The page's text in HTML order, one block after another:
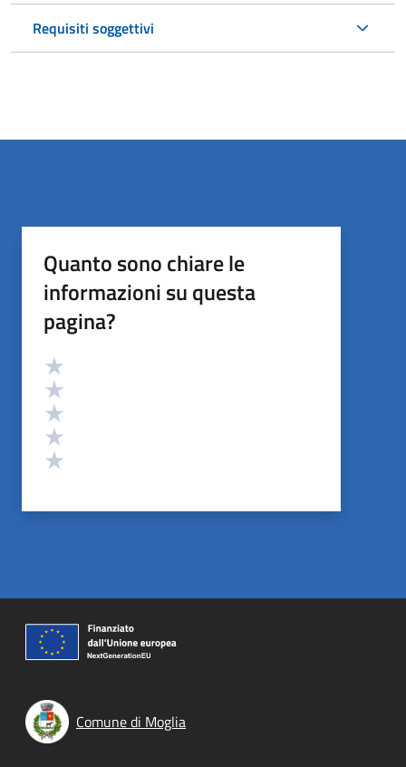
Requisiti soggettivi
Quanto sono chiare le
informazioni su questa
pagina?
Valutazione
Comune di Moglia